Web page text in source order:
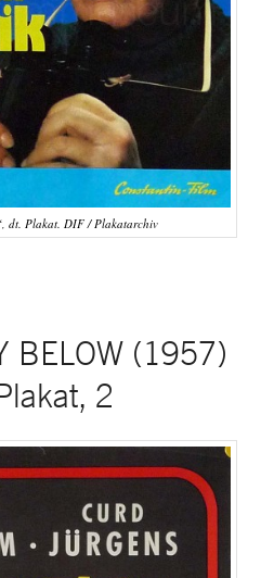
dt. Plakat. DIF / Plakatarchiv
BELOW (1957)
2